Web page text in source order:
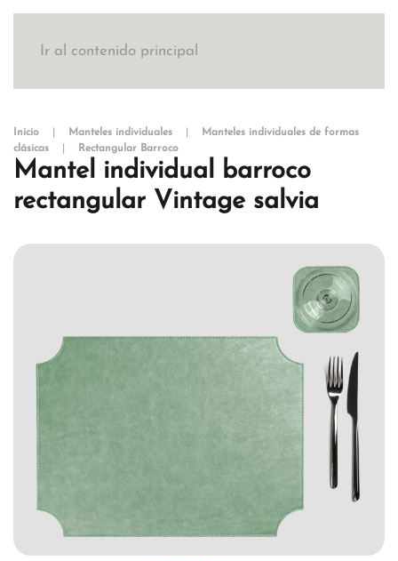
Ir al contenido principal
Inicio Manteles individuales
Manteles individuales de formas
clásicas
Rectangular Barroco
Mantel individual barroco
rectangular Vintage salvia